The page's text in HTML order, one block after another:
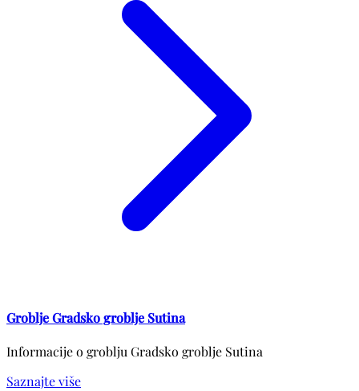
Groblje Gradsko groblje Sutina
Informacije o groblju Gradsko groblje Sutina
Saznajte više